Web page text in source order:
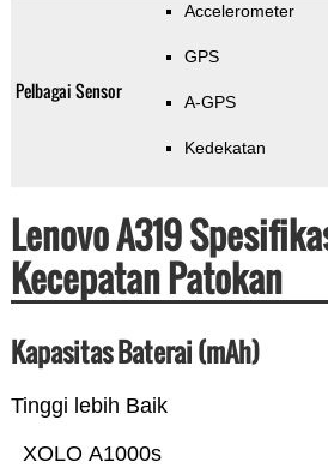
Pelbagai Sensor
Accelerometer
GPS
A-GPS
Kedekatan
Lenovo A319
Kecepatan Patokan
Kapasitas Baterai (mAh)
Tinggi lebih Baik
XOLO A1000s